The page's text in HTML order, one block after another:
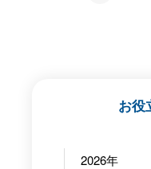
お役
2026